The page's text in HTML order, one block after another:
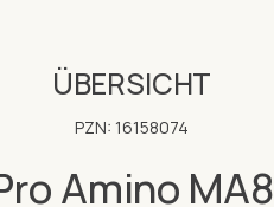
ÜBERSICHT
PZN: 16158074
Amino MA8